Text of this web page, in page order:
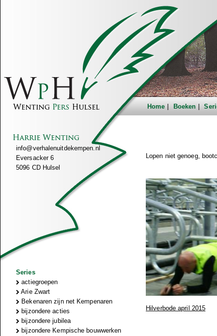
Home Boeken
info@verhalenuitdekempen.nl
Eversacker 6
5096 CD Hulsel
Series
actiegroepen
Arie Zwart
Bekenaren zijn net Kempenaren
bijzondere acties
bijzondere jubilea
bijzondere Kempische bouwwerken
Lopen niet genoeg,
Hilverbode april 2015